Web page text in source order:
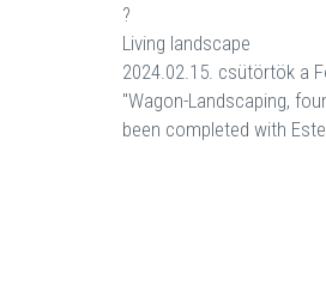
Living landscape
2024.02.15. csütörtök a
"Wagon-Landscaping,
been completed with